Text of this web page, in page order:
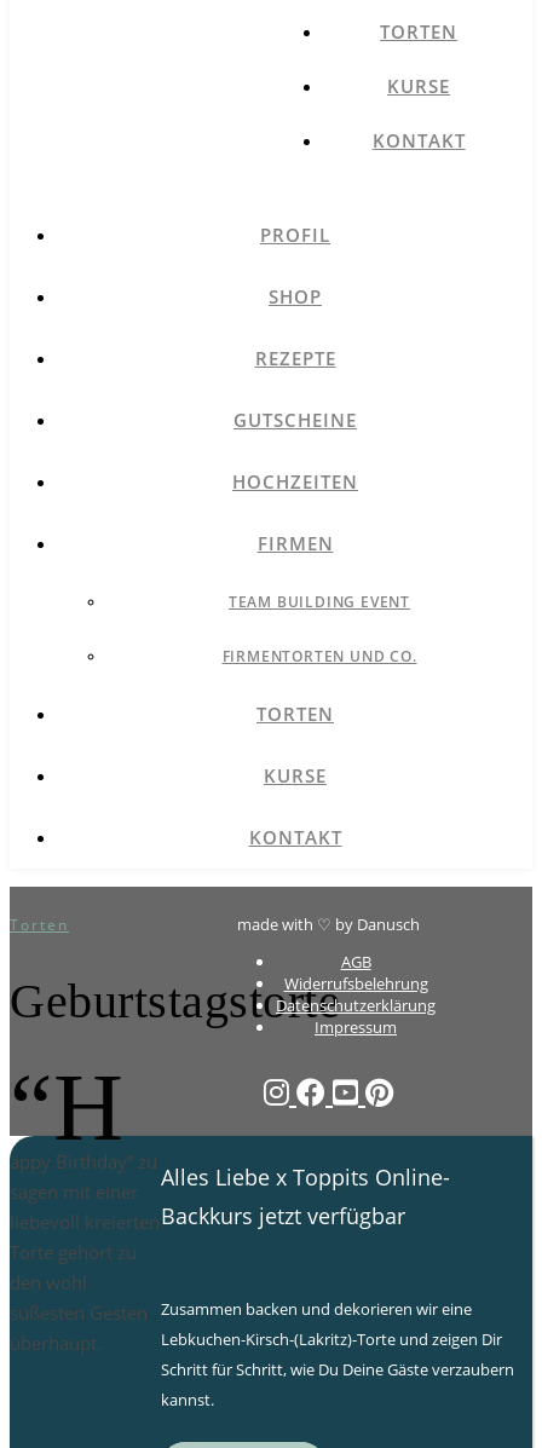
TORTEN
KURSE
KONTAKT
PROFIL
SHOP
REZEPTE
GUTSCHEINE
HOCHZEITEN
FIRMEN
TEAM BUILDING EVENT
FIRMENTORTEN UND CO.
TORTEN
KURSE
KONTAKT
Torten
Geburtstagstorte
“H
appy Birthday” zu
sagen mit einer
liebevoll kreierten
Torte gehört zu
den wohl
süßesten Gesten
überhaupt.
made with ♡ by Danusch
AGB
Widerrufsbelehrung
Datenschutzerklärung
Impressum
Alles Liebe x Toppits Online-
Backkurs jetzt verfügbar
Zusammen backen und dekorieren wir eine
Lebkuchen-Kirsch-(Lakritz)-Torte und zeigen Dir
Schritt für Schritt, wie Du Deine Gäste verzaubern
kannst.